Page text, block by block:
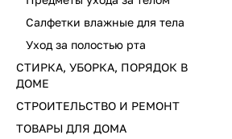
Салфетки влажные для тела
Уход за полостью рта
СТИРКА, УБОРКА, ПОРЯДОК В
ДОМЕ
СТРОИТЕЛЬСТВО И РЕМОНТ
ТОВАРЫ ДЛЯ ДОМА